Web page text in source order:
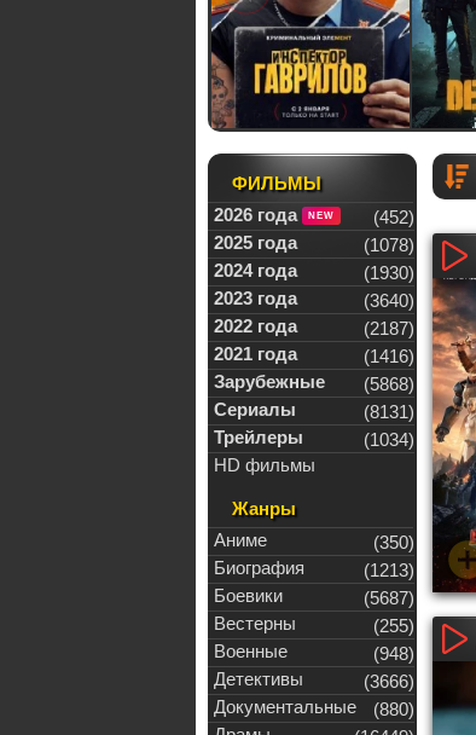
ФИЛЬМЫ
2026 года
(452)
2025 года
(1078)
2024 года
(1930)
2023 года
(3640)
2022 года
(2187)
2021 года
(1416)
Зарубежные
(5868)
Сериалы
(8131)
Трейлеры
(1034)
HD фильмы
Жанры
Аниме
(350)
Биография
(1213)
Боевики
(5687)
Вестерны
(255)
Военные
(948)
Детективы
(3666)
Документальные
(880)